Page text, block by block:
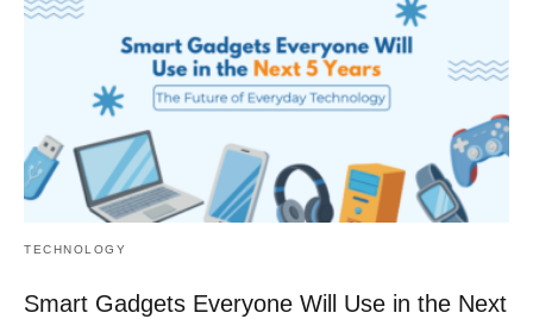
TECHNOLOGY
Smart Gadgets Everyone Will Use in the Next